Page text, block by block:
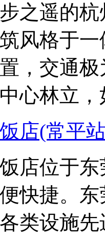
之遥的
风格于
，交通
心林立
店(常平
店位于
快捷。
类设施